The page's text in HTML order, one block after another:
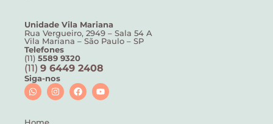
Unidade Vila Mariana
Rua Vergueiro, 2949 – Sala 54 A
Vila Mariana – São Paulo – SP
Telefones
(11) 5589 9320
(11) 9 6449 2408
Siga-nos